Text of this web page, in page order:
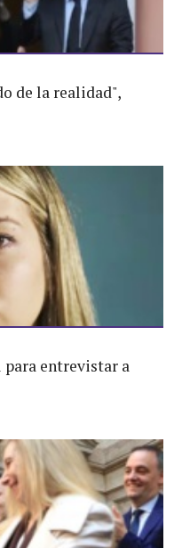
de la realidad",
para entrevistar a